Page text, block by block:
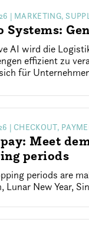
| MARKETING,
Systems:
AI wird die
effizient zu
für
| CHECKOUT,
Meet
periods
periods are
Lunar New Year,